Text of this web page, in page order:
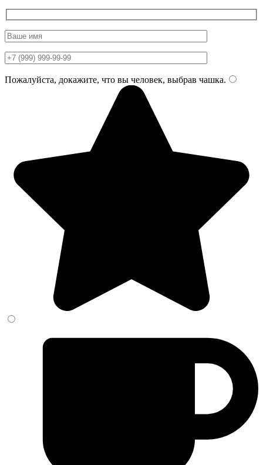
Пожалуйста, докажите, что вы человек, выбрав чашка.